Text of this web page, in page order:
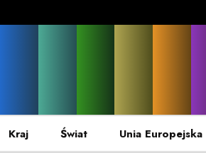
Kraj Świat Unia Europejska